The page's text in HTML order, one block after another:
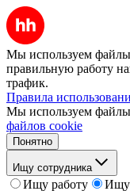
Мы используем файлы
правильную работу
трафик.
Правила
Мы используем
файлов cookie
Понятно
Ищу сотрудника
Ищу работу
Ищу